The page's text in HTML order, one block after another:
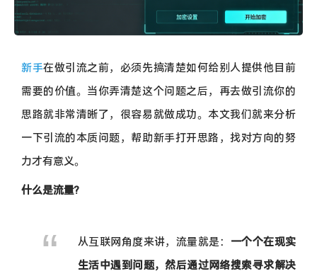
新手在做引流之前，必须先搞清楚如何给别人提供他目前
需要的价值。当你弄清楚这个问题之后，再去做引流你的
思路就非常清晰了，很容易就做成功。本文我们就来分析
一下引流的本质问题，帮助新手打开思路，找对方向的努
力才有意义。
什么是流量?
从互联网角度来讲，流量就是： 一个个在现实
生活中遇到问题，然后通过网络搜索寻求解决